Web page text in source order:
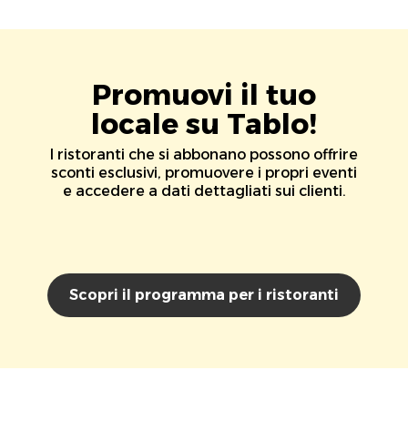
Promuovi il tuo
locale su Tablo!
I ristoranti che si abbonano possono offrire
sconti esclusivi, promuovere i propri eventi
e accedere a dati dettagliati sui clienti.
Scopri il programma per i ristoranti